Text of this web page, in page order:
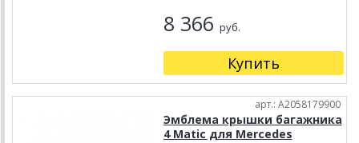
8 366 руб.
Купить
арт.: A2058179900
Эмблема крышки багажника
4 Matic для Mercedes